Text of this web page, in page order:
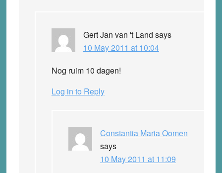
Gert Jan van 't Land says
10 May 2011 at 10:04
Nog ruim 10 dagen!
Log in to Reply
Constantia Maria Oomen
says
10 May 2011 at 11:09